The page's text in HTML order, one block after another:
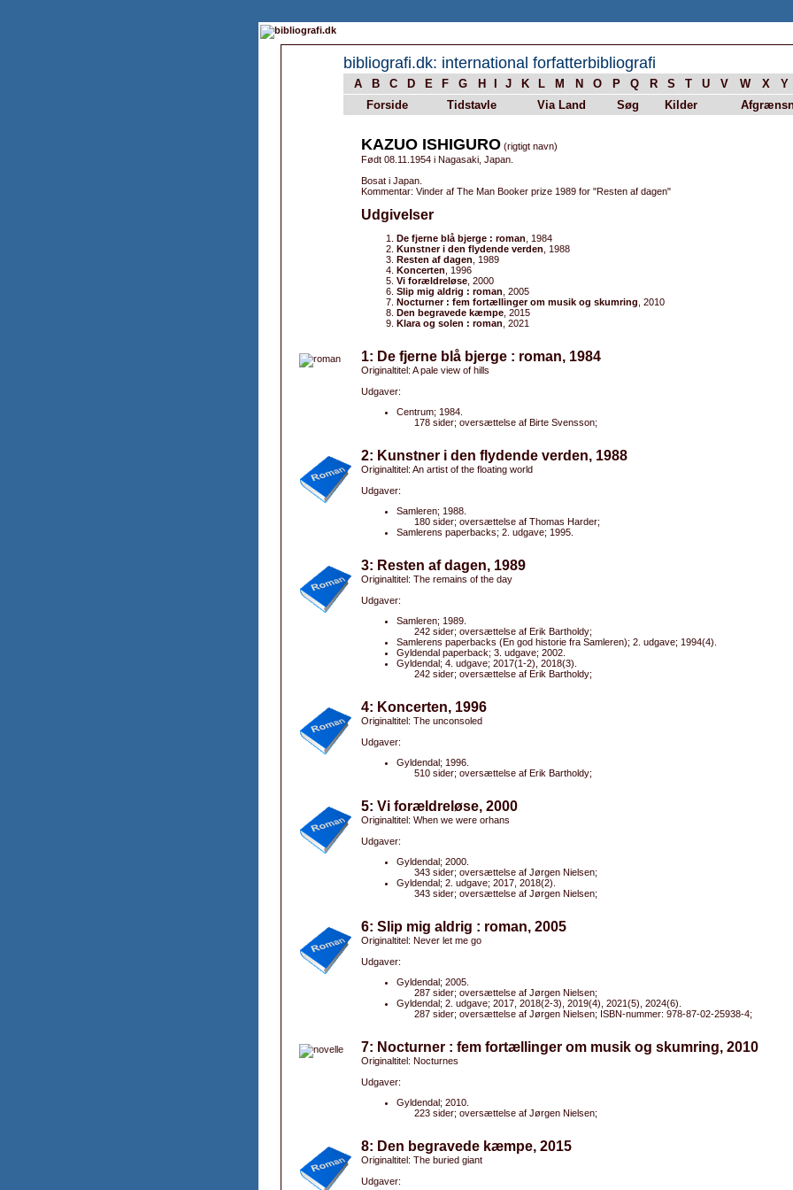
bibliografi.dk: international forfatterbibliografi
A B C D E F G H J K L M N O P Q R S T U V W X Y
Forside
Tidstavle Via Land Søg Kilder
KAZUO ISHIGURO (rigtigt navn)
Født 08.11.1954 i Nagasaki, Japan.
Bosat i Japan.
Kommentar: Vinder af The Man Booker prize 1989 for "Resten af dagen"
Udgivelser
De fjerne blå bjerge : roman , 1984
Kunstner i den flydende verden , 1988
Resten af dagen , 1989
Koncerten , 1996
Vi forældreløse , 2000
Slip mig aldrig : roman , 2005
Nocturner : fem fortællinger om musik og skumring , 2010
Den begravede kæmpe , 2015
Klara og solen : roman , 2021
1: De fjerne blå bjerge : roman, 1984
Originaltitel: A pale view of hills
Udgaver:
Centrum; 1984.
178 sider; oversættelse af Birte Svensson;
2: Kunstner i den flydende verden, 1988
Originaltitel: An artist of the floating world
Udgaver:
Samleren; 1988.
180 sider; oversættelse af Thomas Harder;
Samlerens paperbacks; 2. udgave; 1995.
3: Resten af dagen, 1989
Originaltitel: The remains of the day
Udgaver:
Samleren; 1989.
242 sider; oversættelse af Erik Bartholdy;
Samlerens paperbacks (En god historie fra Samleren); 2. udgave; 1994(4).
Gyldendal paperback; 3. udgave; 2002.
Gyldendal; 4. udgave; 2017(1-2), 2018(3).
242 sider; oversættelse af Erik Bartholdy;
4: Koncerten, 1996
Originaltitel: The unconsoled
Udgaver:
Gyldendal; 1996.
510 sider; oversættelse af Erik Bartholdy;
5: Vi forældreløse, 2000
Originaltitel: When we were orhans
Udgaver:
Gyldendal; 2000.
343 sider; oversættelse af Jørgen Nielsen;
Gyldendal; 2. udgave; 2017, 2018(2).
343 sider; oversættelse af Jørgen Nielsen;
6: Slip mig aldrig : roman, 2005
Originaltitel: Never let me go
Udgaver:
Gyldendal; 2005.
287 sider; oversættelse af Jørgen Nielsen;
Gyldendal; 2. udgave; 2017, 2018(2-3), 2019(4), 2021(5), 2024(6).
287 sider; oversættelse af Jørgen Nielsen; ISBN-nummer: 978-87-02-25938-4;
7: Nocturner : fem fortællinger om musik og skumring, 2010
Originaltitel: Nocturnes
Udgaver:
Gyldendal; 2010.
223 sider; oversættelse af Jørgen Nielsen;
8: Den begravede kæmpe, 2015
Originaltitel: The buried giant
Udgaver: